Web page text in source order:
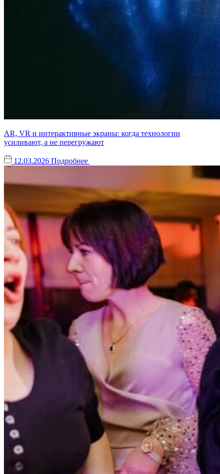
AR, VR и интерактивные экраны: когда технологии
усиливают, а не перегружают
12.03.2026 Подробнее